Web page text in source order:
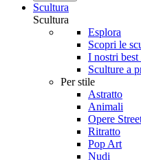
Scultura
Scultura
Esplora
Scopri le
I nostri best
Sculture a
Per stile
Astratto
Animali
Opere
Ritratto
Pop Art
Nudi